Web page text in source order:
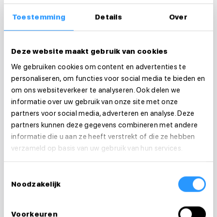
Toestemming Details Over
Deze website maakt gebruik van cookies
We gebruiken cookies om content en advertenties te
personaliseren, om functies voor social media te bieden en
om ons websiteverkeer te analyseren. Ook delen we
informatie over uw gebruik van onze site met onze
partners voor social media, adverteren en analyse. Deze
partners kunnen deze gegevens combineren met andere
informatie die u aan ze heeft verstrekt of die ze hebben
verzameld op basis van uw gebruik van hun services.
Noodzakelijk
Voorkeuren
keuzevrijheid in type organisatie
je start
Zonder risico’s of administratieve ballast.
Wil je wél de vrijheid van zzp'en maar niet de
risico's? Ontdek de alternatieven:Alternatief
voor zzp in de zorg: vast contract of flexibel
werken via Medewerkersindezorg
3. Laat je goed adviseren
waar de grens precies ligt. Het helpt om je situatie